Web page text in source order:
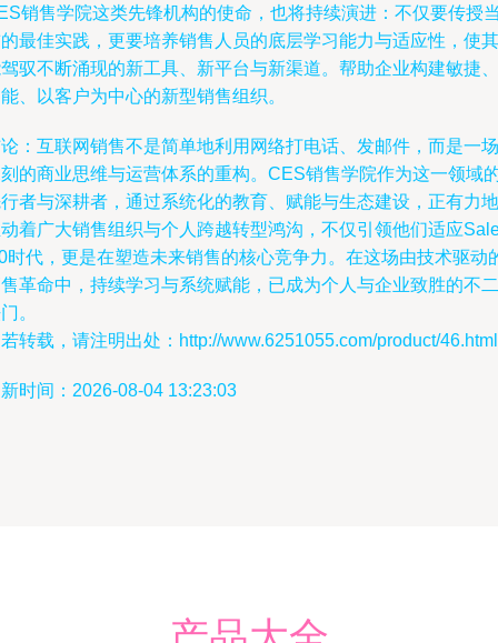
销售学院这类先锋机构的使命，也将持续演进：不仅要传授
最佳实践，更要培养销售人员的底层学习能力与适应性，使其
驭不断涌现的新工具、新平台与新渠道。帮助企业构建敏捷、
、以客户为中心的新型销售组织。
：互联网销售不是简单地利用网络打电话、发邮件，而是一场
的商业思维与运营体系的重构。CES销售学院作为这一领域
者与深耕者，通过系统化的教育、赋能与生态建设，正有力地
着广大销售组织与个人跨越转型鸿沟，不仅引领他们适应
时代，更是在塑造未来销售的核心竞争力。在这场由技术驱动
革命中，持续学习与系统赋能，已成为个人与企业致胜的不二
。
转载，请注明出处：http://www.6251055.com/product/46.html
时间：2026-08-04 13:23:03